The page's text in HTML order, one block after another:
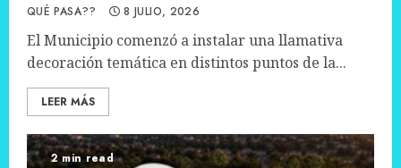
QUÉ PASA?? 8 JULIO, 2026
El Municipio comenzó a instalar una llamativa
decoración temática en distintos puntos de la...
LEER MÁS
2 min read